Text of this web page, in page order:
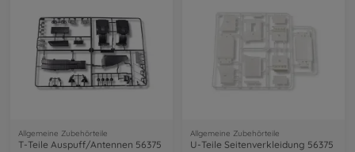
Allgemeine Zubehörteile
T-Teile Auspuff/Antennen 56375
Allgemeine Zubehörteile
U-Teile Seitenverkleidung 56375